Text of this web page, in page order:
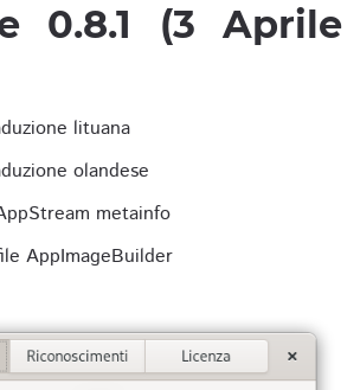
0.8.1 (3 Aprile
lituana
olandese
metainfo
AppImageBuilder